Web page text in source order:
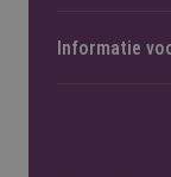
Informatie